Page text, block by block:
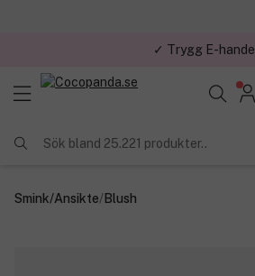
✓ Trygg E-handel
Sök bland 25.221 produkter..
Smink/Ansikte/Blush